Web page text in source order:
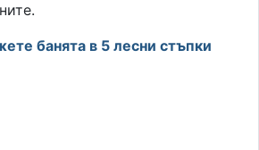
банята в 5 лесни стъпки